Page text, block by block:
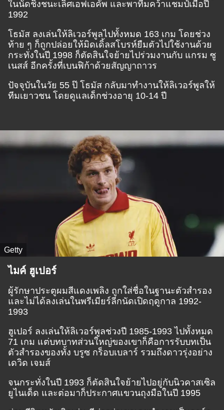
ในนัดชิงชนะเลิศเอฟเอคัพ และพาทีมคว้าแชมป์เมื่อปี
1992
โธมัส ลงเล่นให้ลิเวอร์พูลไปทั้งหมด 163 เกม โดยช่วง
ท้าย ๆ ก็ถูกปล่อยให้มิดเดิ้ลสโบรห์ยืมตัวไปใช้งานด้วย
กระทั่งในปี 1998 ก็ตัดสินใจย้ายไปร่วมงานกับ แกรม ซู
เนสส์ อีกครั้งที่เบนฟิก้าด้วยสัญญาถาวร
ปัจจุบันในวัย 55 ป๊ โธมัส กลับมาทำงานให้ลิเวอร์พูลให้
ทีมเยาวชน โดยดูแลเด็กช่วงอายุ 10-14 ปี
Getty
ไมค์ ฮูเปอร์
ผู้รักษาประตูผมสีแดงเพลิง ถูกใส่ชื่อในฐานะตัวสำรอง
และไม่ได้ลงเล่นในพรีเมียร์ลีกนัดเปิดฤดูกาล 1992-
1993
ฮูเปอร์ ลงเล่นให้ลิเวอร์พูลช่วงปี 1985-1993 ไปทั้งหมด
71 เกม แต่บทบาทส่วนใหญ่ของเขาก็คือการรับบทเป็น
ตัวสำรองของทั้ง บรูซ กร็อบเบลาร์ รวมถึงดาวรุ่งอย่าง
เดวิด เจมส์
จนกระทั่งในปี 1993 ก็ตัดสินใจย้ายไปอยู่กับนิวคาสเซิล
ยูไนเต็ด และต่อมาก็ประกาศแขวนถุงมือในปี 1995